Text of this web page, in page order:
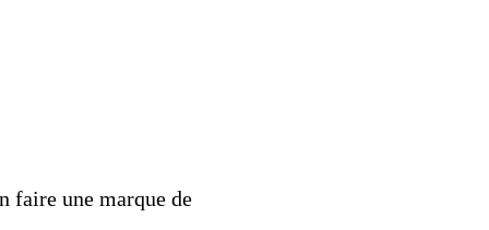
faire une marque de